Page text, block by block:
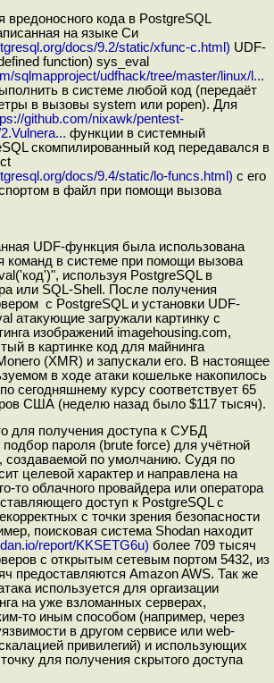
вредоносного кода в PostgreSQL
на языке Си
docs/9.2/static/xfunc-c.html) UDF-
function) sys_eval
sqlmapproject/udfhack/tree/master/linux/l...
в системе любой код (передаёт
в вызовы system или popen). Для
github.com/nixawk/pentest-
функции в системный
скомпилированный код передавался в
docs/9.4/static/lo-funcs.html) с его
в файл при помощи вызова
UDF-функция была использована
команд в системе при помощи вызова
используя PostgreSQL в
или SQL-Shell. После получения
с PostgreSQL и установки UDF-
атакующие загружали картинку с
изображений imagehousing.com,
в картинке код для майнинга
(XMR) и запускали его. В настоящее
в ходе атаки кошельке накопилось
сегодняшнему курсу соответствует 65
США (неделю назад было $117 тысяч).
для получения доступа к СУБД
пароля (brute force) для учётной
создаваемой по умолчанию. Судя по
целевой характер и направлена на
то облачного провайдера или оператора
доступ к PostgreSQL c
с точки зрения безопасности
поисковая система Shodan находит
report/KKSETG6u) более 709 тысяч
с открытым сетевым портом 5432, из
предоставляются Amazon AWS. Так же
используется для оргаизации
на уже взломанных серверах,
то иным способом (например, через
в другом сервисе или web-
привилегий) и использующих
для получения скрытого доступа